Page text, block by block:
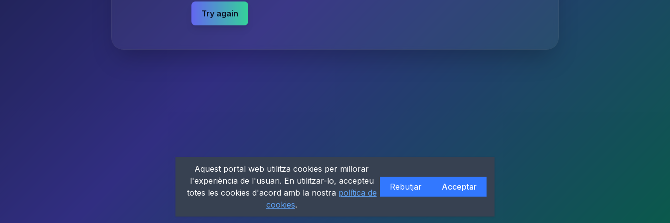
Try again
Aquest portal web utilitza cookies per millorar
l'experiència de l'usuari. En utilitzar-lo, accepteu
totes les cookies d'acord amb la nostra política de
cookies.
Rebutjar Acceptar